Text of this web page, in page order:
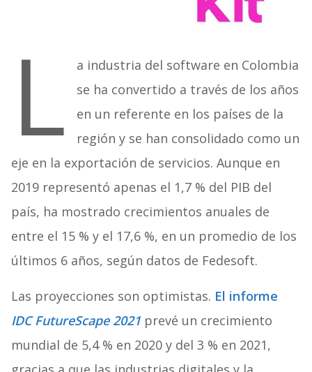
L
a industria del software en Colombia
se ha convertido a través de los años
en un referente en los países de la
región y se han consolidado como un
eje en la exportación de servicios. Aunque en
2019 representó apenas el 1,7 % del PIB del
país, ha mostrado crecimientos anuales de
entre el 15 % y el 17,6 %, en un promedio de los
últimos 6 años, según datos de Fedesoft.
Las proyecciones son optimistas. El informe
IDC FutureScape 2021 prevé un crecimiento
mundial de 5,4 % en 2020 y del 3 % en 2021,